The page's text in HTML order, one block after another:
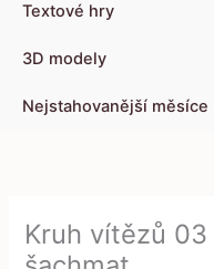
Textové hry
3D modely
Nejstahovanější měsíce
Kruh vítězů